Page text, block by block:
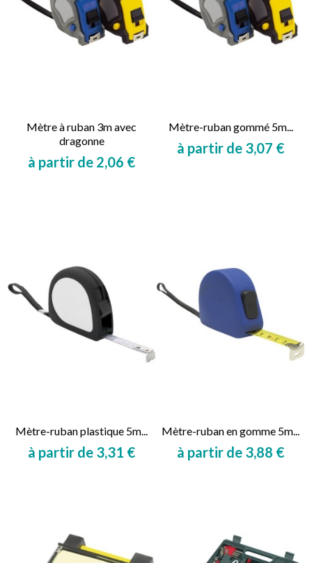
Mètre à ruban 3m avec
dragonne
à partir de 2,06 €
Mètre-ruban gommé 5m...
à partir de 3,07 €
Mètre-ruban plastique 5m...
à partir de 3,31 €
Mètre-ruban en gomme 5m...
à partir de 3,88 €